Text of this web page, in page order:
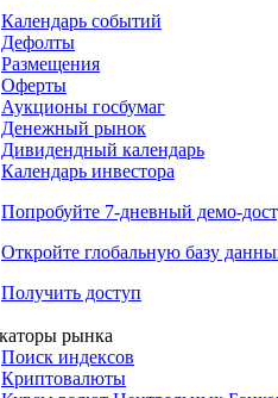
Откройте глобальную базу данных
Получить доступ
Календарь событий
Дефолты
Размещения
Оферты
Аукционы госбумаг
Денежный рынок
Дивидендный календарь
Календарь инвестора
Попробуйте7-дневный
Получить доступ